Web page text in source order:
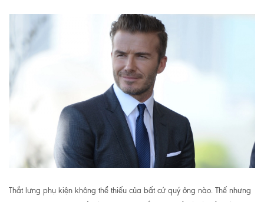
Thắt lưng phụ kiện không thể thiếu của bất cứ quý ông nào. Thế nhưng